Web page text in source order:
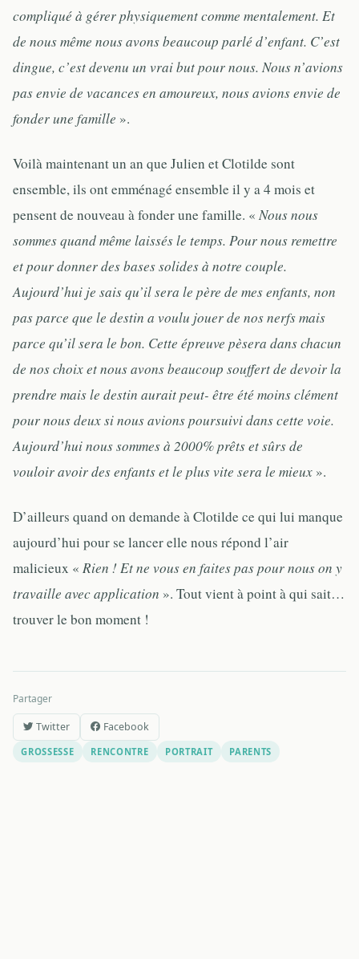
compliqué à gérer physiquement comme mentalement. Et
de nous même nous avons beaucoup parlé d’enfant. C’est
dingue, c’est devenu un vrai but pour nous. Nous n’avions
pas envie de vacances en amoureux, nous avions envie de
fonder une famille ».
Voilà maintenant un an que Julien et Clotilde sont
ensemble, ils ont emménagé ensemble il y a 4 mois et
pensent de nouveau à fonder une famille. « Nous nous
sommes quand même laissés le temps. Pour nous remettre
et pour donner des bases solides à notre couple.
Aujourd’hui je sais qu’il sera le père de mes enfants, non
pas parce que le destin a voulu jouer de nos nerfs mais
parce qu’il sera le bon. Cette épreuve pèsera dans chacun
de nos choix et nous avons beaucoup souffert de devoir la
prendre mais le destin aurait peut- être été moins clément
pour nous deux si nous avions poursuivi dans cette voie.
Aujourd’hui nous sommes à 2000% prêts et sûrs de
vouloir avoir des enfants et le plus vite sera le mieux ».
D’ailleurs quand on demande à Clotilde ce qui lui manque
aujourd’hui pour se lancer elle nous répond l’air
malicieux « Rien ! Et ne vous en faites pas pour nous on y
travaille avec application ». Tout vient à point à qui sait…
trouver le bon moment !
Partager
Twitter Facebook
GROSSESSE RENCONTRE PORTRAIT PARENTS